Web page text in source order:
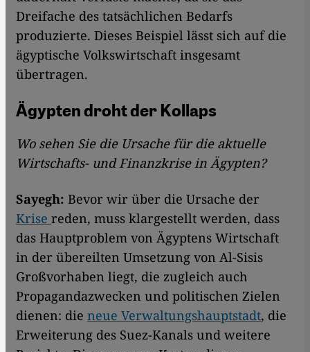
Dreifache des tatsächlichen Bedarfs
produzierte. Dieses Beispiel lässt sich auf die
ägyptische Volkswirtschaft insgesamt
übertragen.
Ägypten droht der Kollaps
Wo sehen Siedie Ursache für die aktuelle
Wirtschafts- und Finanzkrise in Ägypten?
Sayegh: Bevor wir über die Ursache der
Krise reden, muss klargestellt werden, dass
das Hauptproblem von Ägyptens Wirtschaft
in der übereilten Umsetzung von Al-Sisis
Großvorhaben liegt, die zugleich auch
Propagandazwecken und politischen Zielen
dienen: die neue Verwaltungshauptstadt, die
Erweiterung des Suez-Kanals und weitere